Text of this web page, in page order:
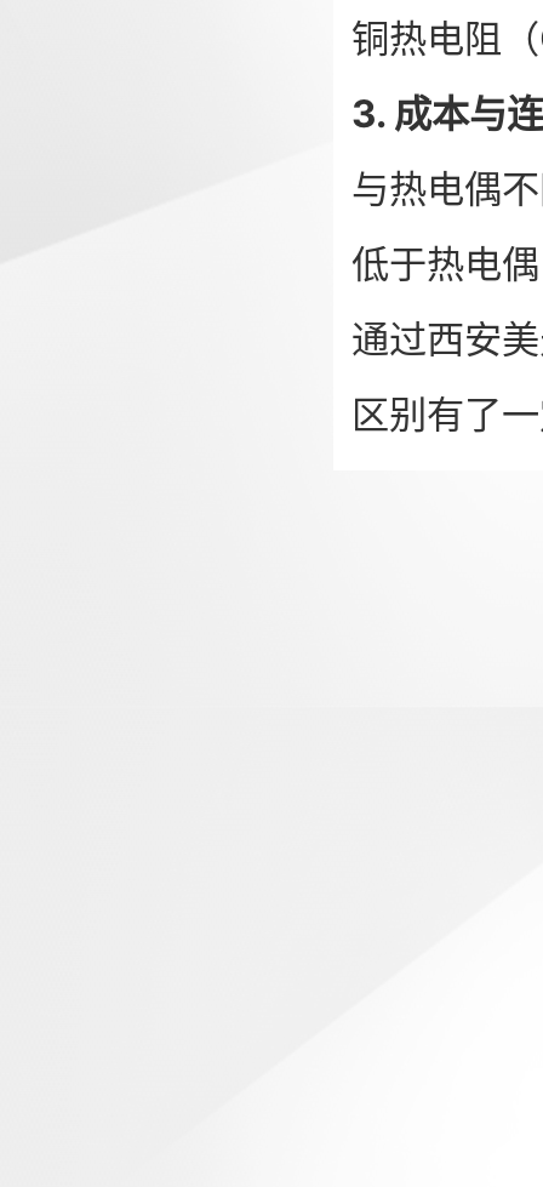
铜热电阻
3. 成本与
与热电偶
低于热电
通过西安
区别有了